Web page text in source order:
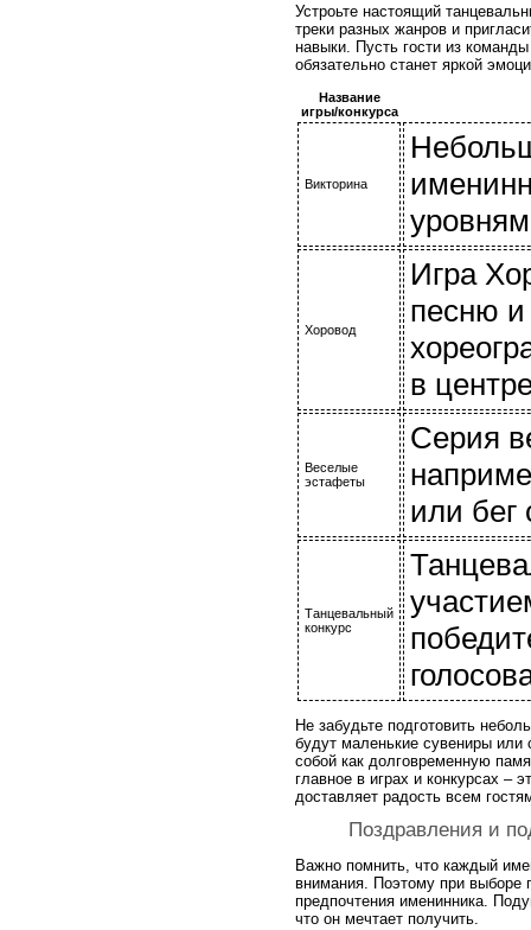
Устроьте настоящий
треки разных жанров и
навыки. Пусть гости из
обязательно станет яркой
Название
игры/конкурса
Викторина
Хоровод
Игра
песню
в
Веселые
эстафеты
Серия
или бег
Танцевальный
конкурс
Не забудьте подготовить
будут маленькие сувениры или
собой как долговременную
главное в играх и конкурсах –
доставляет радость всем
Поздравления и
Важно помнить, что каждый
внимания. Поэтому при выборе
предпочтения именинника.
что он мечтает получить.